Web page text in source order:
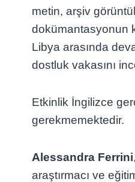
metin, arşiv
dokümantasyonun
Libya arasında
dostluk vakasını
Etkinlik İngilizce
gerekmemektedir.
Alessandra Ferrini
araştırmacı ve